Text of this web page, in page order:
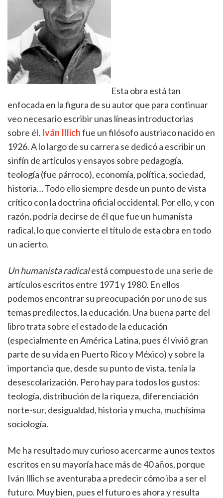
Esta obra está tan
enfocada en la figura de su autor que para continuar
veo necesario escribir unas líneas introductorias
sobre él. Iván Illichfue un filósofo austriaco nacido en
1926. A lo largo de su carrera se dedicó a escribir un
sinfín de artículos y ensayos sobre pedagogía,
teología (fue párroco), economía, política, sociedad,
historia… Todo ello siempre desde un punto de vista
crítico con la doctrina oficial occidental. Por ello, y con
razón, podría decirse de él que fue un humanista
radical, lo que convierte el título de esta obra en todo
un acierto.
Un humanista radicalestá compuesto de una serie de
artículos escritos entre 1971 y 1980. En ellos
podemos encontrar su preocupación por uno de sus
temas predilectos, la educación. Una buena parte del
libro trata sobre el estado de la educación
(especialmente en América Latina, pues él vivió gran
parte de su vida en Puerto Rico y México) y sobre la
importancia que, desde su punto de vista, tenía la
desescolarización. Pero hay para todos los gustos:
teología, distribución de la riqueza, diferenciación
norte-sur, desigualdad, historia y mucha, muchísima
sociología.
Me ha resultado muy curioso acercarme a unos textos
escritos en su mayoría hace más de 40 años, porque
Iván Illich se aventuraba a predecir cómo iba a ser el
futuro. Muy bien, pues el futuro es ahora y resulta